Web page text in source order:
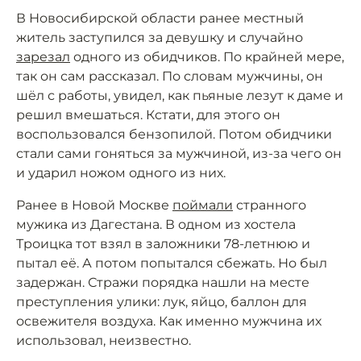
В Новосибирской области ранее местный
житель заступился за девушку и случайно
зарезал одного из обидчиков. По крайней мере,
так он сам рассказал. По словам мужчины, он
шёл с работы, увидел, как пьяные лезут к даме и
решил вмешаться. Кстати, для этого он
воспользовался бензопилой. Потом обидчики
стали сами гоняться за мужчиной, из-за чего он
и ударил ножом одного из них.
Ранее в Новой Москве поймали странного
мужика из Дагестана. В одном из хостела
Троицка тот взял в заложники 78-летнюю и
пытал её. А потом попытался сбежать. Но был
задержан. Стражи порядка нашли на месте
преступления улики: лук, яйцо, баллон для
освежителя воздуха. Как именно мужчина их
использовал, неизвестно.